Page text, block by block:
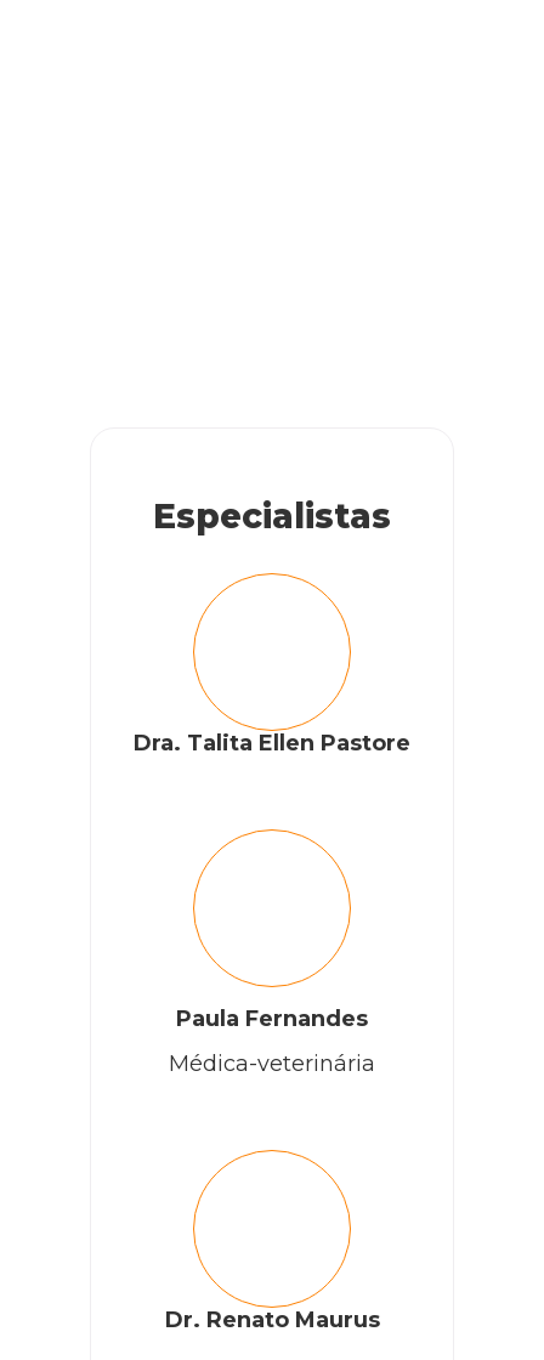
Especialistas
Dra. Talita Ellen Pastore
Paula Fernandes
Médica-veterinária
Dr. Renato Maurus